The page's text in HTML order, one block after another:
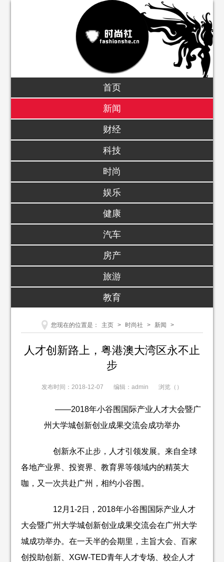
首页
新闻
财经
科技
时尚
娱乐
健康
汽车
房产
旅游
教育
您现在的位置是： 主页 > 时尚社 > 新闻 >
人才创新路上，粤港澳大湾区永不止
步
发布时间：2018-12-07 编辑：admin 浏览（ ）
——2018年小谷围国际产业人才大会暨广
州大学城创新创业成果交流会成功举办
创新永不止步，人才引领发展。来自全球
各地产业界、投资界、教育界等领域内的精英大
咖，又一次共赴广州，相约小谷围。
12月1-2日，2018年小谷围国际产业人才
大会暨广州大学城创新创业成果交流会在广州大学
城成功举办。在一天半的会期里，主旨大会、百家
创投助创新、XGW-TED青年人才专场、校企人才